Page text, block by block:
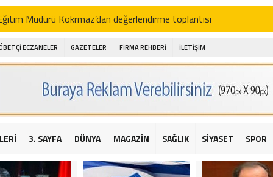
Müdürü Kokrmaz’dan değerlendirme toplantısı
Alibeyoğlu, Aile Destek Merkezini ziyaret etti
ıhlamur piyasalarda
şehitleri için bayraklı kayak gösterileri düzenlenecek
için yardım kermesi
2016 yılı değerlendirmesi
Sarıyer Çayırbaşı Cezayirli Hasan Paşa Camii’nde silahlı
ECZANELER GAZETELER FİRMA REHBERİ İLETİŞİM
3. SAYFA DÜNYA MAGAZİN SAĞLIK SİYASET SPOR